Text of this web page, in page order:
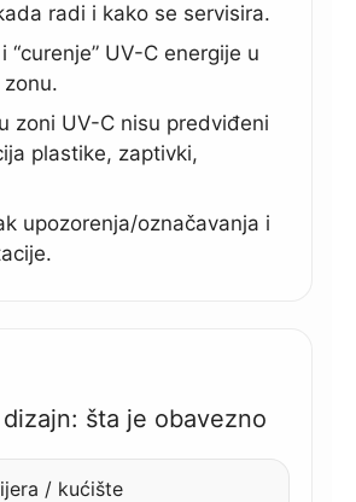
radi i kako se servisira.
“curenje” UV-C energije u
zoni UV-C nisu predviđeni
plastike, zaptivki,
upozorenja/označavanja i
šta je obavezno
/ kućište